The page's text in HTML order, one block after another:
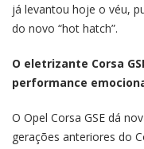
já levantou hoje o véu,
do novo “hot hatch”.
O eletrizante Corsa
performance
O Opel Corsa GSE dá
gerações anteriores do